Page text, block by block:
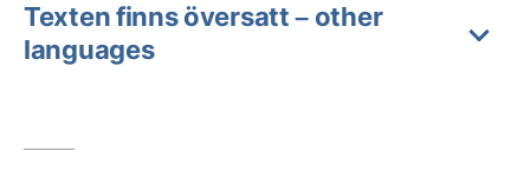
Texten finns översatt – other
languages